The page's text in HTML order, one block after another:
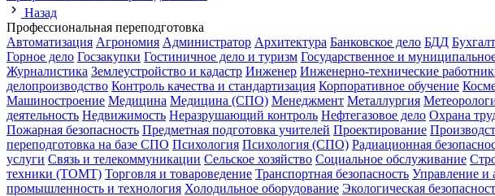
Назад
Профессиональная переподготовка
Автоматизация Агрономия Администратор Архитектура Банковское дело БДД
Горное дело Госзакупки Гостиничное дело и туризм Государственное и
Журналистика Землеустройство и кадастр Инженер Инженерно-технические
делопроизводство Контроль качества и стандартизация Корпоративное обучение
Машиностроение Медицина Медицина (СПО) Менеджмент Металлургия
деятельность Недвижимость Неразрушающий контроль Нефтегазовое дело Охрана
Пожарная безопасность Предметная подготовка учителей Проектирование
переподготовка на базе СПО Психология Психология (СПО) Радиационная
услуги Связь и телекоммуникации Сельское хозяйство Социальное обслуживание
техники (ТОМТ) Торговля и товароведение Транспортная безопасность Управление и
промышленность и технология Холодильное оборудование Экологическая